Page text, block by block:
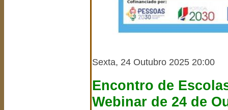
Sexta, 24 Outubro 2025 20:00
Encontro de
Webinar de 24 de